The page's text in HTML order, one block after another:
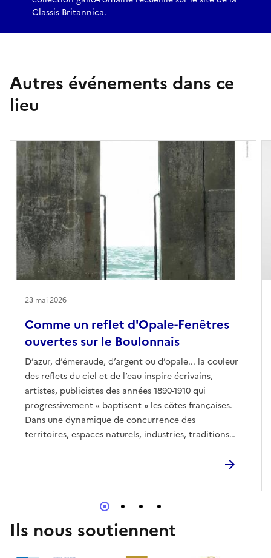
Classis Britannica.
Autres événements dans ce
lieu
Comme un reflet d'Opale-Fenêtres
ouvertes sur le Boulonnais
D’azur, d’émeraude, d’argent ou d’opale... la couleur
des reflets du ciel et de l’eau inspire écrivains,
artistes, publicistes des années 1890-1910 qui
progressivement « baptisent » les côtes françaises.
Dans une dynamique de concurrence des
territoires, espaces naturels, industries, traditions
de marqueurs de ces espaces en pleine construction
un nouveau jour des collections du musée de
Boulogne-sur-Mer qui explorent le Boulonnais.
Depuis le XIXe siècle ce territoire entre mer, dunes
23 mai 2026
Ils nous soutiennent